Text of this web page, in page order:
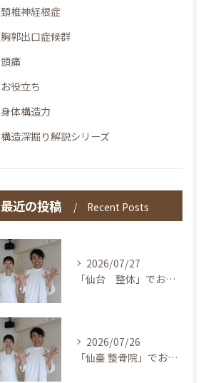
頚椎神経根症
胸郭出口症候群
頭痛
お役立ち
身体構造力
構造深掘り解説シリーズ
最近の投稿 Recent Posts
2026/07/27
「仙台 整体」でお探しの方へ〜本当の整体を仙台で！伊東鍼灸整骨院
2026/07/26
「仙臺 整骨院」でお探しの方へ〜本当の整体を仙台で！伊東鍼灸整骨院